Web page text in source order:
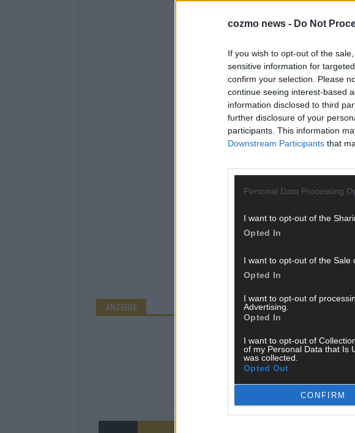
cozmo news - Do Not
If you wish to opt-out of the
sensitive information for
confirm your selection. Please
continue seeing interest-based
information disclosed to third
further disclosure of your
participants. This information
Downstream Participants that
Personal Data Processing
I want to opt-out of the
Opted In
I want to opt-out of the Sale
Opted In
I want to opt-out of
Advertising.
Opted In
I want to opt-out of
of my Personal Data that Is
was collected.
Opted Out
CONFIRM
ANZEIGE